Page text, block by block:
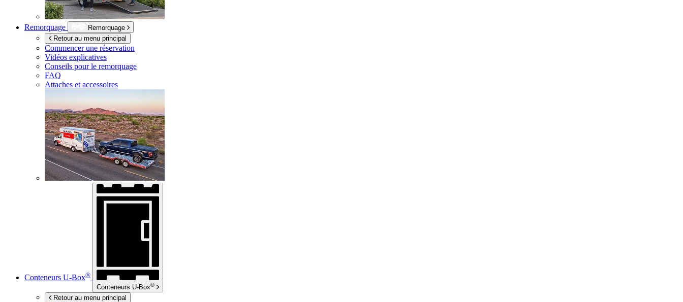
Remorquage
Remorquage
Retour au menu principal
Commencer une réservation
Vidéos explicatives
Conseils pour le remorquage
FAQ
Attaches et accessoires
Conteneurs U-Box®
Conteneurs U-Box®
Retour au menu principal